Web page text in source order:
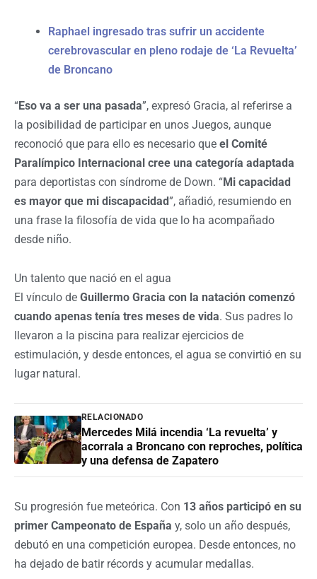
Raphael ingresado tras sufrir un accidente
cerebrovascular en pleno rodaje de ‘La Revuelta’
de Broncano
“Eso va a ser una pasada”, expresó Gracia, al referirse a
la posibilidad de participar en unos Juegos, aunque
reconoció que para ello es necesario que el Comité
Paralímpico Internacional cree una categoría adaptada
para deportistas con síndrome de Down. “Mi capacidad
es mayor que mi discapacidad”, añadió, resumiendo en
una frase la filosofía de vida que lo ha acompañado
desde niño.
Un talento que nació en el agua
El vínculo de Guillermo Gracia con la natación comenzó
cuando apenas tenía tres meses de vida. Sus padres lo
llevaron a la piscina para realizar ejercicios de
estimulación, y desde entonces, el agua se convirtió en su
lugar natural.
RELACIONADO
Mercedes Milá incendia ‘La revuelta’ y
acorrala a Broncano con reproches, política
y una defensa de Zapatero
Su progresión fue meteórica. Con 13 años participó en su
primer Campeonato de España y, solo un año después,
debutó en una competición europea. Desde entonces, no
ha dejado de batir récords y acumular medallas.